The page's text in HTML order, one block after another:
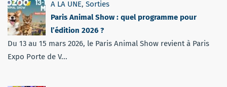
A LA UNE, Sorties
Paris Animal Show : quel programme pour
l’édition 2026 ?
Du 13 au 15 mars 2026, le Paris Animal Show revient à Paris
Expo Porte de V...